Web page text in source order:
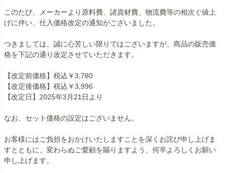
このたび、メーカーより原料費、諸資材費、物流費等の相次ぐ値上
げに伴い、仕入価格改定の通知がございました。
つきましては、誠に心苦しい限りではございますが、商品の販売価
格を下記の通り改定させていただきます。
【改定前価格】税込￥3,780
【改定後価格】税込￥3,996
【改定日】2025年3月21日より
なお、セット価格の設定はございません。
お客様にはご負担をおかけいたしますことを深くお詫び申し上げま
すとともに、変わらぬご愛顧を賜りますよう、何卒よろしくお願い
申し上げます。